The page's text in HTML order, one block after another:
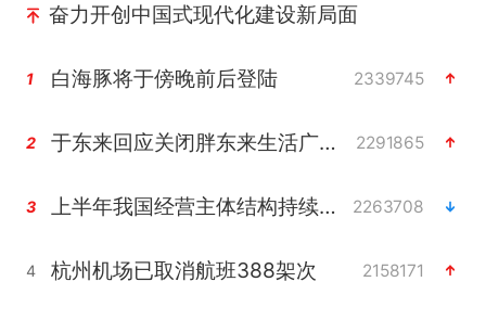
奋力开创中国式现代化建设新局面
1 白海豚将于傍晚前后登陆 2339745
2 于东来回应关闭胖东来生活广场店 2291865
3 上半年我国经营主体结构持续优化 2263708
4 杭州机场已取消航班388架次 2158171